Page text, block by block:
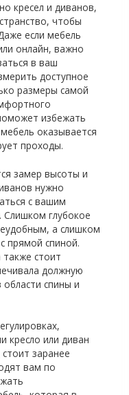
кресел и диванов,
чтобы
если мебель
онлайн, важно
в ваш
доступное
размеры самой
избежать
оказывается
проходы.
замер высоты и
нужно
с вашим
глубокое
а слишком
прямой спиной.
стоит
должную
спины и
кресло или диван
заранее
вам по